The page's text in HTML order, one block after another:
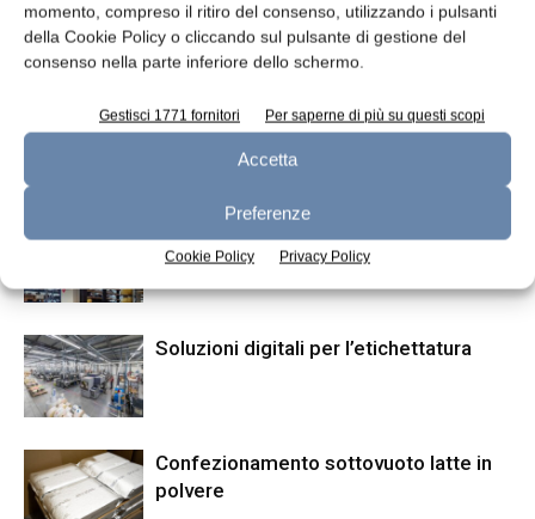
momento, compreso il ritiro del consenso, utilizzando i pulsanti
della Cookie Policy o cliccando sul pulsante di gestione del
consenso nella parte inferiore dello schermo.
Gestisci 1771 fornitori Per saperne di più su questi scopi
Accetta
Preferenze
Cookie Policy Privacy Policy
Articolo precedente
Controllo contaminanti e
Articolo successivo
Parmigiano Reggiano: nel 2023
ALTRO DALL'AUTORE
Automazione nella pulizia delle tavole
dei magazzini
Soluzioni digitali per l’etichettatura
Confezionamento sottovuoto latte in
polvere